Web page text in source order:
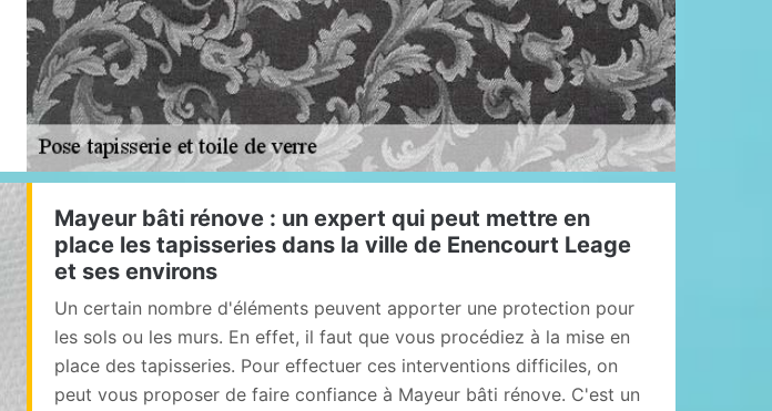
Mayeur bâti rénove : un expert qui peut mettre en
place les tapisseries dans la ville de Enencourt Leage
et ses environs
Un certain nombre d'éléments peuvent apporter une protection pour
les sols ou les murs. En effet, il faut que vous procédiez à la mise en
place des tapisseries. Pour effectuer ces interventions difficiles, on
peut vous proposer de faire confiance à Mayeur bâti rénove. C'est un